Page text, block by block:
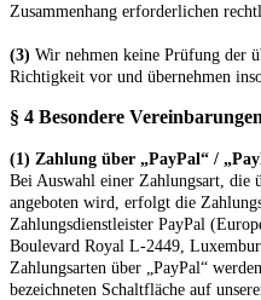
Zusammenhang erforderlichen
(3) Wir nehmen keine Prüfung der
Richtigkeit vor und übernehmen
§ 4 Besondere
(1) Zahlung über „PayPal“ /
Bei Auswahl einer Zahlungsart, die
angeboten wird, erfolgt die
Zahlungsdienstleister PayPal
Boulevard Royal L-2449,
Zahlungsarten über „PayPal“
bezeichneten Schaltfläche auf